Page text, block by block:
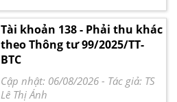
nguyên tắc kế toán, kết cấu và nội
dung phản ánh của tài khoản, kèm
phương pháp kế toán đối với một
số giao dịch chủ yếu theo quy định
hiện hành.
Tài khoản 138 - Phải thu khác
theo Thông tư 99/2025/TT-
BTC
Cập nhật: 06/08/2026 - Tác giả: TS
Lê Thị Ánh